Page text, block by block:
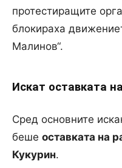
протестиращите
блокираха
Малинов“.
Искат оставката
Сред основните
беше оставката на
Кукурин.